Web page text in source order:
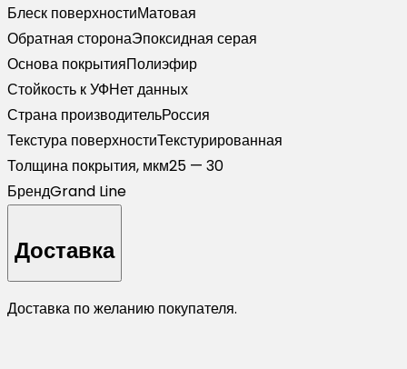
Блеск поверхностиМатовая
Обратная сторонаЭпоксидная серая
Основа покрытияПолиэфир
Стойкость к УФНет данных
Страна производительРоссия
Текстура поверхностиТекстурированная
Толщина покрытия, мкм25 — 30
БрендGrand Line
Доставка
Доставка по желанию покупателя.